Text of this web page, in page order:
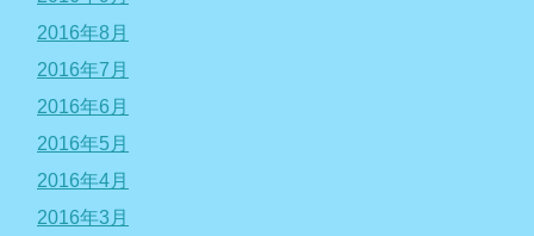
2016年8月
2016年7月
2016年6月
2016年5月
2016年4月
2016年3月